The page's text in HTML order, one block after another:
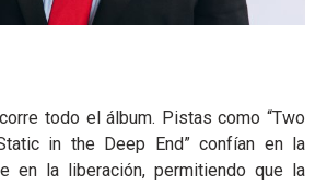
todo el álbum. Pistas como “Two
in the Deep End” confían en la
en la liberación, permitiendo que la